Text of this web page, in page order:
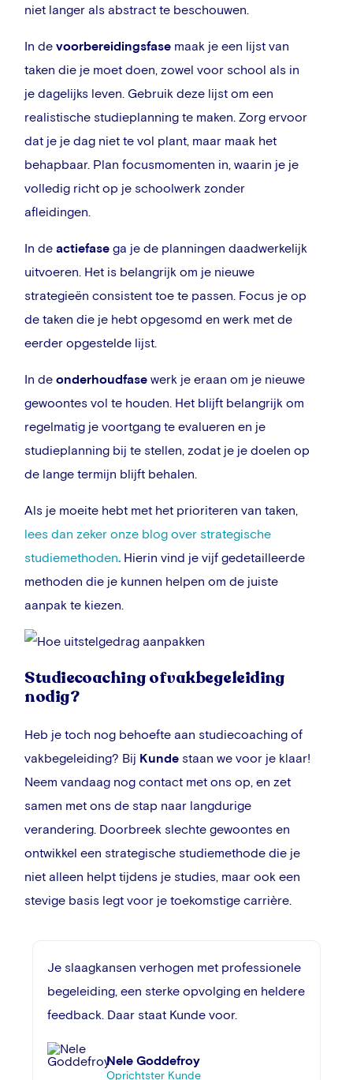
niet langer als abstract te beschouwen.
In devoorbereidingsfase maak je een lijst van
taken die je moet doen, zowel voor school als in
je dagelijks leven. Gebruik deze lijst om een
realistische studieplanning te maken. Zorg ervoor
dat je je dag niet te vol plant, maar maak het
behapbaar. Plan focusmomenten in, waarin je je
volledig richt op je schoolwerk zonder
afleidingen.
In deactiefasega je de planningen daadwerkelijk
uitvoeren. Het is belangrijk om je nieuwe
strategieën consistent toe te passen. Focus je op
de taken die je hebt opgesomd en werk met de
eerder opgestelde lijst.
In deonderhoudfasewerk je eraan om je nieuwe
gewoontes vol te houden. Het blijft belangrijk om
regelmatig je voortgang te evalueren en je
studieplanning bij te stellen, zodat je je doelen op
de lange termijn blijft behalen.
Als je moeite hebt met het prioriteren van taken,
lees dan zeker onze blog over strategische
studiemethoden. Hierin vind je vijf gedetailleerde
methoden die je kunnen helpen om de juiste
aanpak te kiezen.
Studiecoaching of vakbegeleiding
nodig?
Heb je toch nog behoefte aan studiecoaching of
vakbegeleiding? Bij Kunde staan we voor je klaar!
Neem vandaag nog contact met ons op, en zet
samen met ons de stap naar langdurige
verandering. Doorbreek slechte gewoontes en
ontwikkel een strategische studiemethode die je
niet alleen helpt tijdens je studies, maar ook een
stevige basis legt voor je toekomstige carrière.
Je slaagkansen verhogen met professionele
begeleiding, een sterke opvolging en heldere
feedback. Daar staat Kunde voor.
Nele Goddefroy
Oprichtster Kunde